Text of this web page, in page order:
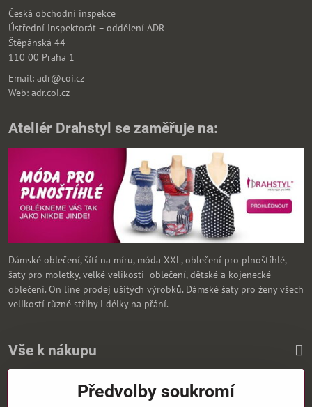
Česká obchodní inspekce
Ústřední inspektorát – oddělení ADR
Štěpánská 44
110 00 Praha 1
Email: adr@coi.cz
Web: adr.coi.cz
Ateliér Drahstyl se zaměřuje na:
Dámské oblečení, šítí na míru, móda XXL, oblečení pro plnoštíhlé,
šaty pro moletky, velké velikosti oblečení, dětské a kojenecké
oblečení. On line prodej ušitých výrobků. Dámské šaty pro ženy všech
velikostí různé střihy i délky na přání.
Vše k nákupu
Zasíláme i na SlovenskoPředvolby soukromí